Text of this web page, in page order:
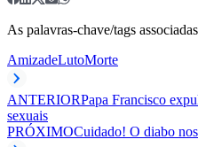
As palavras-chave/tags
AmizadeLutoMorte
ANTERIORPapa Francisco
sexuais
PRÓXIMOCuidado! O diabo